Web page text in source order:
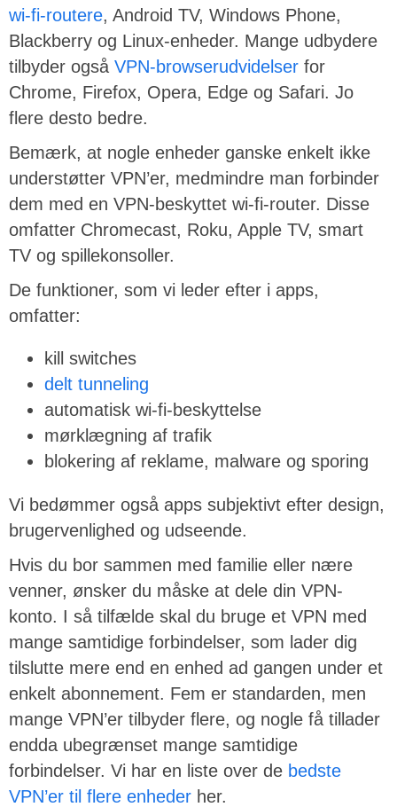
wi-fi-routere, Android TV, Windows Phone,
Blackberry og Linux-enheder. Mange udbydere
tilbyder også VPN-browserudvidelser for
Chrome, Firefox, Opera, Edge og Safari. Jo
flere desto bedre.
Bemærk, at nogle enheder ganske enkelt ikke
understøtter VPN’er, medmindre man forbinder
dem med en VPN-beskyttet wi-fi-router. Disse
omfatter Chromecast, Roku, Apple TV, smart
TV og spillekonsoller.
De funktioner, som vi leder efter i apps,
omfatter:
kill switches
delt tunneling
automatisk wi-fi-beskyttelse
mørklægning af trafik
blokering af reklame, malware og sporing
Vi bedømmer også apps subjektivt efter design,
brugervenlighed og udseende.
Hvis du bor sammen med familie eller nære
venner, ønsker du måske at dele din VPN-
konto. I så tilfælde skal du bruge et VPN med
mange samtidige forbindelser, som lader dig
tilslutte mere end en enhed ad gangen under et
enkelt abonnement. Fem er standarden, men
mange VPN’er tilbyder flere, og nogle få tillader
endda ubegrænset mange samtidige
forbindelser. Vi har en liste over de bedste
VPN’er til flere enheder her.